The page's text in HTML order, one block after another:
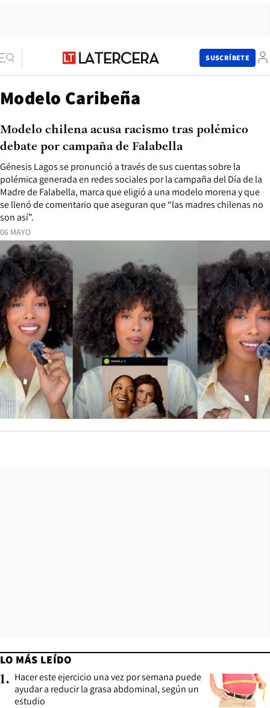
SUSCRÍBETE
Modelo Caribeña
06 MAYO
Génesis Lagos se pronunció a través de sus cuentas sobre la
polémica generada en redes sociales por la campaña del Día de la
Madre de Falabella, marca que eligió a una modelo morena y que
se llenó de comentario que aseguran que “las madres chilenas no
son así”.
Modelo chilena acusa racismo tras polémico
debate por campaña de Falabella
LO MÁS LEÍDO
1. Hacer este ejercicio una vez por semana puede
ayudar a reducir la grasa abdominal, según un
estudio